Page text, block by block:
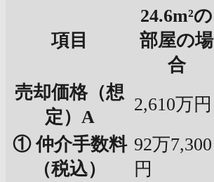
項目
24.6m²の
部屋の場
合
売却価格（想
定）A
2,610万円
① 仲介手数料
（税込）
92万7,300
円